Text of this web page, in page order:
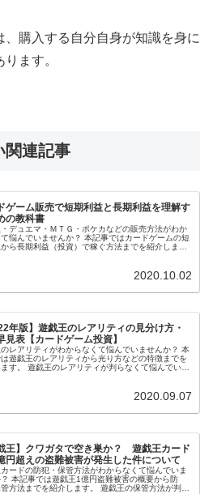
購入する自分自身が知識を身に
ます。
関連記事
ゲーム販売で短期利益と長期利益を理解す
の教科書
デュエマ・ＭＴＧ・ポケカなどの販売方法がわか
悩んでいませんか？ 本記事ではカードゲームの短
ら長期利益（投資）で稼ぐ方法までを紹介しま
2020.10.02
年版】遊戯王のレアリティの見分け方・
見表【カードゲーム投資】
レアリティがわからなくて悩んでいませんか？ 本
遊戯王のレアリティから光り方などの特徴までを
す。 遊戯王のレアリティが判らなくて悩んでいる
2020.09.07
王】クワガタで空き巣か？ 遊戯王カード
円超えの盗難被害が発生した件について
ードの防犯・保管方法がわからなくて悩んでいま
本記事では遊戯王1億円盗難被害の概要から防
方法までを紹介します。 遊戯王の保管方法が判ら